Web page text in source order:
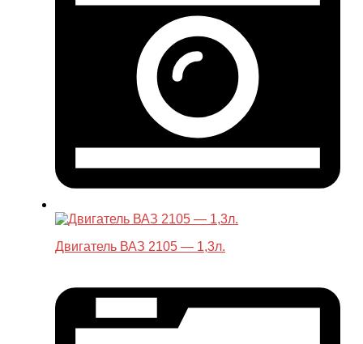
Двигатель ВАЗ 2105 — 1,3л.